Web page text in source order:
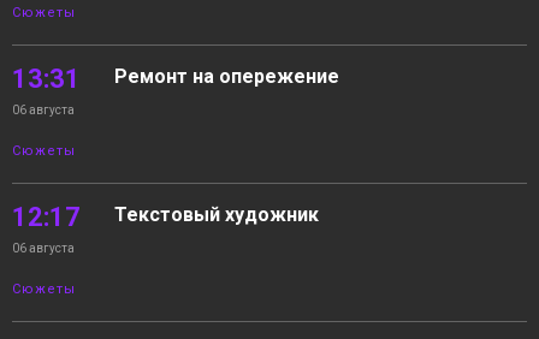
Сюжеты
13:31
06 августа
Сюжеты
Ремонт на опережение
12:17
06 августа
Сюжеты
Текстовый художник